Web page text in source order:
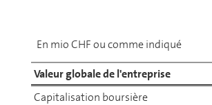
En mio CHF ou comme indiqué
Valeur globale de l'en­tre­prise
Capitalisation boursière